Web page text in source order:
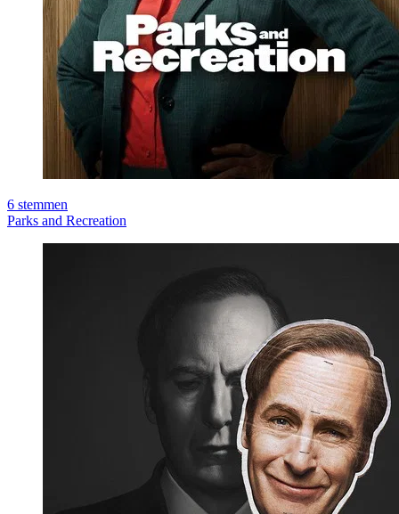
6 stemmen
Parks and Recreation